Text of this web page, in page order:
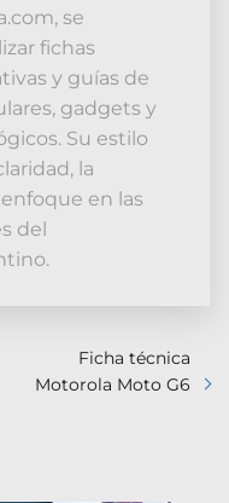
se
fichas
y guías de
gadgets y
Su estilo
la
en las
del
Ficha técnica
Motorola Moto G6